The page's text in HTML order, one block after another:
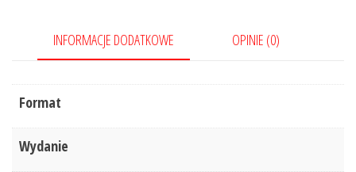
kosztorysowej
najmu
-
INFORMACJE DODATKOWE OPINIE (0)
Format
Wydanie